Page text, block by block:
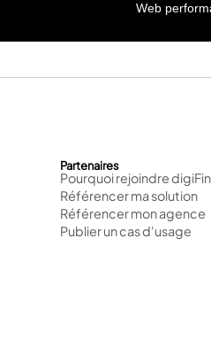
Web
Partenaires
Pourquoi rejoindre
Référencer ma solution
Référencer mon agence
Publier un cas d'usage